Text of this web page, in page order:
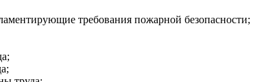
требования пожарной безопасности;